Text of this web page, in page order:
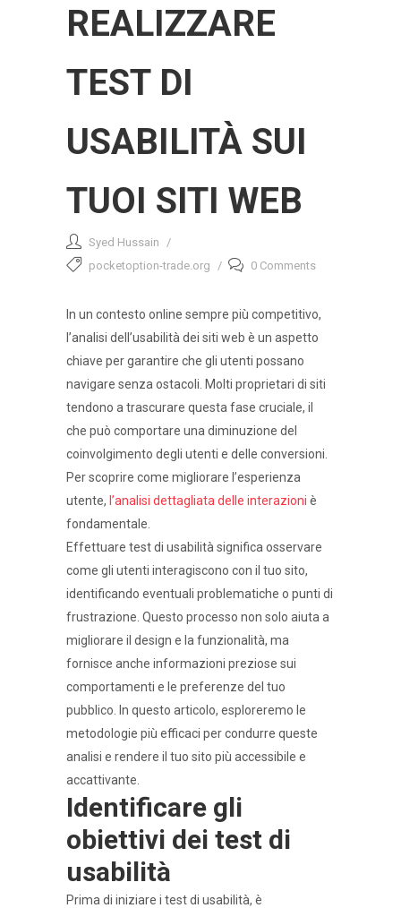
REALIZZARE
TEST DI
USABILITÀ SUI
TUOI SITI WEB
Syed Hussain
pocketoption-trade.org
0 Comments
In un contesto online sempre più competitivo,
l’analisi dell’usabilità dei siti web è un aspetto
chiave per garantire che gli utenti possano
navigare senza ostacoli. Molti proprietari di siti
tendono a trascurare questa fase cruciale, il
che può comportare una diminuzione del
coinvolgimento degli utenti e delle conversioni.
Per scoprire come migliorare l’esperienza
utente, l’analisi dettagliata delle interazioni è
fondamentale.
Effettuare test di usabilità significa osservare
come gli utenti interagiscono con il tuo sito,
identificando eventuali problematiche o punti di
frustrazione. Questo processo non solo aiuta a
migliorare il design e la funzionalità, ma
fornisce anche informazioni preziose sui
comportamenti e le preferenze del tuo
pubblico. In questo articolo, esploreremo le
metodologie più efficaci per condurre queste
analisi e rendere il tuo sito più accessibile e
accattivante.
Identificare gli
obiettivi dei test di
usabilità
Prima di iniziare i test di usabilità, è